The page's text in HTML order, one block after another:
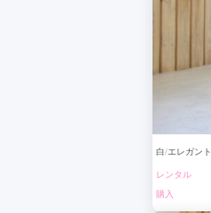
白 エレガント
レンタル
購入